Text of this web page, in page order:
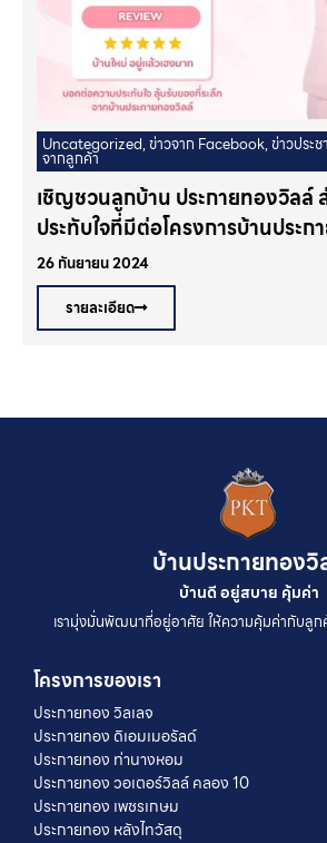
Uncategorized,ข่าวจาก Facebook,ข่าวประ
จากลูกค้า
เชิญชวนลูกบ้าน ประกายทองวิลล์
ประทับใจที่มีต่อโครงการบ้านประ
อาศัย ลุ้นรับของที่ระลึกจากบ้านป
26 กันยายน 2024
รายละเอียด
บ้านประกายทองวิ
บ้านดี อยู่สบาย คุ้มค่า
เรามุ่งมั่นพัฒนาที่อยู่อาศัย ให้ความคุ้มค่ากับลู
โครงการของเรา
ประกายทอง วิลเลจ
ประกายทอง ดิเอมเมอรัลด์
ประกายทอง ท่านางหอม
ประกายทอง วอเตอร์วิลล์ คลอง 10
ประกายทอง เพชรเกษม
ประกายทอง หลังไทวัสดุ